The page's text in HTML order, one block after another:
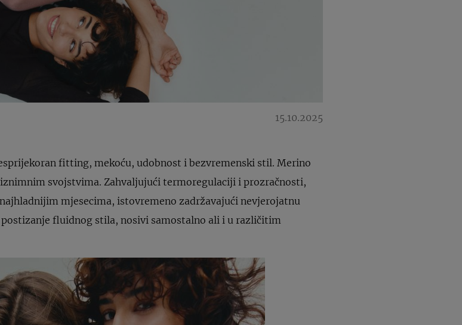
15.10.2025
fitting, mekoću, udobnost i bezvremenski stil. Merino
svojstvima. Zahvaljujući termoregulaciji i prozračnosti,
mjesecima, istovremeno zadržavajući nevjerojatnu
fluidnog stila, nosivi samostalno ali i u različitim